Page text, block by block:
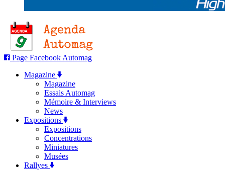
Page Facebook Automag
Magazine
Magazine
Essais Automag
Mémoire & Interviews
News
Expositions
Expositions
Concentrations
Miniatures
Musées
Rallyes